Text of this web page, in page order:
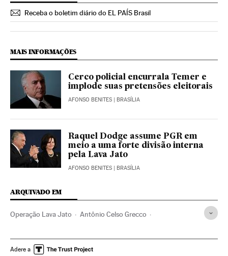
Receba o boletim diário do EL PAÍS Brasil
MAIS INFORMAÇÕES
Cerco policial encurrala Temer e
implode suas pretensões eleitorais
AFONSO BENITES | BRASÍLIA
Raquel Dodge assume PGR em
meio a uma forte divisão interna
pela Lava Jato
AFONSO BENITES | BRASÍLIA
ARQUIVADO EM
Operação Lava Jato Antônio Celso Grecco
Investigação policial Presidente Brasil
Adere a